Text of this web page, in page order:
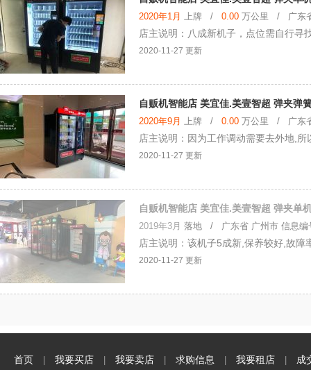
2020年1月 上牌 / 0.00 万公里 / 广东省
店主说明：八成新机子，点位需自行寻
2020-11-27 更新
自贩机智能店 美宜佳.美壹智超 弹夹弹
2020年9月 上牌 / 0.00 万公里 / 广东省
店主说明：因为工作调动需要去外地,
2020-11-27 更新
自贩机智能店 美宜佳.美壹智超 弹夹单
2019年3月 落地 / 广东省 广州市 信息编
店主说明：该机子5成新,保养较好,故
2020-11-27 更新
首页 我要买店 我要卖店 求购信息 我要租店 成